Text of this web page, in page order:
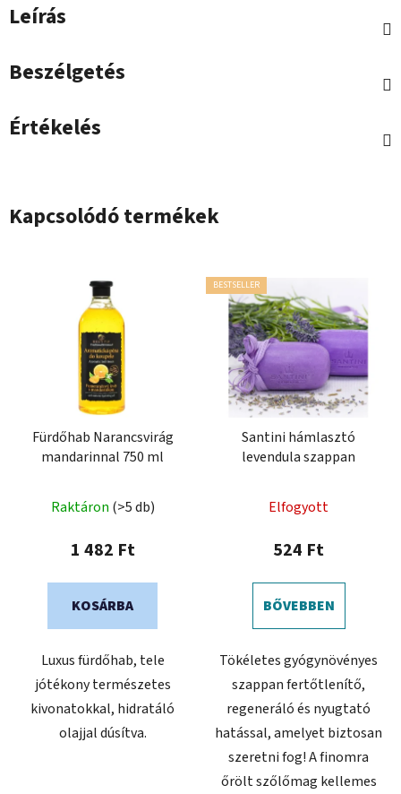
Leírás
Beszélgetés
Értékelés
Kapcsolódó termékek
Fürdőhab Narancsvirág
mandarinnal 750 ml
Raktáron (>5 db)
1 482 Ft
KOSÁRBA
Luxus fürdőhab, tele
jótékony természetes
kivonatokkal, hidratáló
olajjal dúsítva.
BESTSELLER
Santini hámlasztó
levendula szappan
Elfogyott
524 Ft
BŐVEBBEN
Tökéletes gyógynövényes
szappan fertőtlenítő,
regeneráló és nyugtató
hatással, amelyet biztosan
szeretni fog! A finomra
őrölt szőlőmag kellemes